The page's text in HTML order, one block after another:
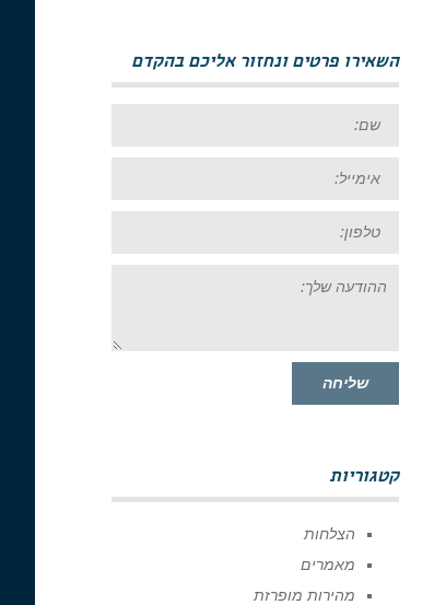
השאירו פרטים ונחזור אליכם בהקדם
שלך:
שליחה
קטגוריות
הצלחות
מאמרים
מהירות מופרזת